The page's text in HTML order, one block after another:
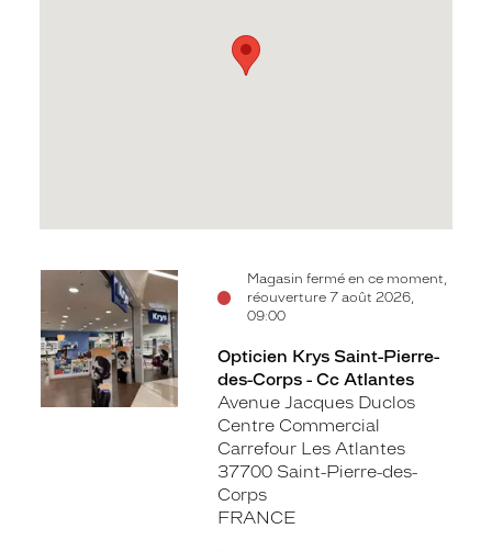
Magasin fermé en ce moment,
réouverture 7 août 2026,
09:00
fiche
Opticien Krys Saint-Pierre-
des-Corps - Cc Atlantes
Avenue Jacques Duclos
Centre Commercial
Carrefour Les Atlantes
37700 Saint-Pierre-des-
Corps
FRANCE